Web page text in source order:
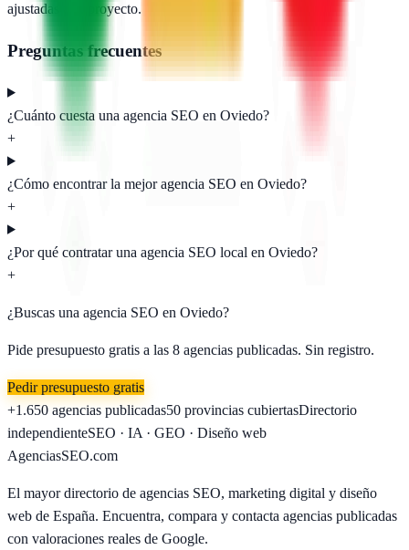
ajustadas a tu proyecto.
Preguntas frecuentes
¿Cuánto cuesta una agencia SEO en Oviedo?
+
¿Cómo encontrar la mejor agencia SEO en Oviedo?
+
¿Por qué contratar una agencia SEO local en Oviedo?
+
¿Buscas una agencia SEO en Oviedo?
Pide presupuesto gratis a las 8 agencias publicadas. Sin registro.
Pedir presupuesto gratis
+1.650 agencias publicadas50 provincias cubiertasDirectorio
independienteSEO · IA · GEO · Diseño web
AgenciasSEO.com
El mayor directorio de agencias SEO, marketing digital y diseño
web de España. Encuentra, compara y contacta agencias publicadas
con valoraciones reales de Google.